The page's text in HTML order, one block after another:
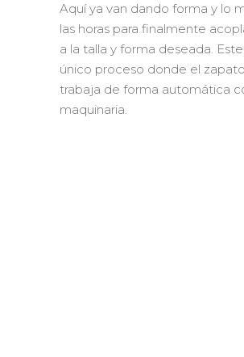
Aquí ya van dando forma y lo
las horas para finalmente
a la talla y forma deseada.
único proceso donde el
trabaja de forma automática
maquinaria.